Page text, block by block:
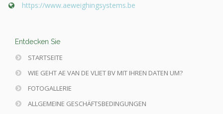
https://www.aeweighingsystems.be
Entdecken Sie
STARTSEITE
WIE GEHT AE VAN DE VLIET BV MIT IHREN DATEN UM?
FOTOGALLERIE
ALLGEMEINE GESCHÄFTSBEDINGUNGEN